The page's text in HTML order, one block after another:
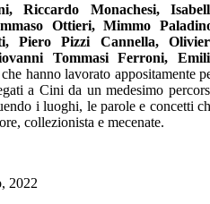
Riccardo Monachesi,
Ottieri, Mimmo
Piero Pizzi Cannella,
Tommasi Ferroni,
hanno lavorato appositamente
a Cini da un medesimo
i luoghi, le parole e concetti
collezionista e mecenate.
2022